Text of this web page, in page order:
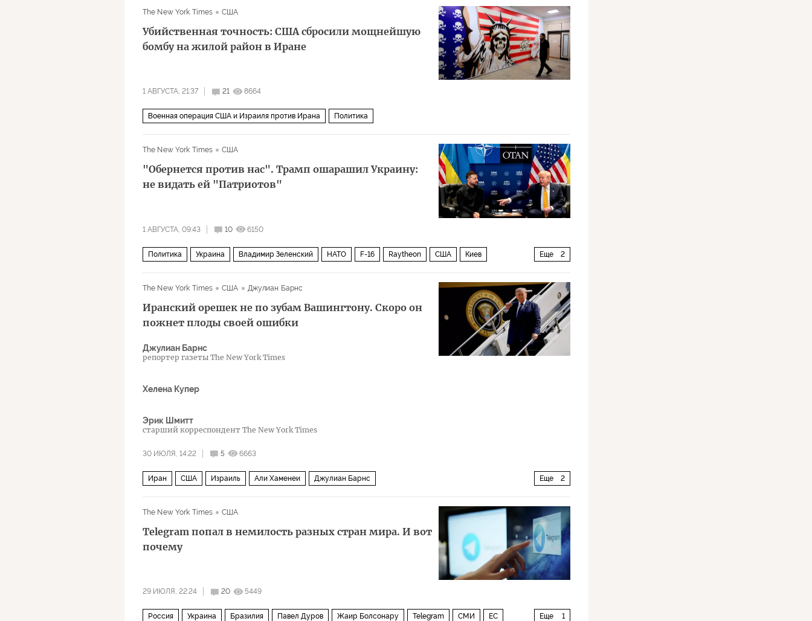
The New York Times
США
Убийственная точность: США сбросили мощнейшую
бомбу на жилой район в Иране
1 АВГУСТА, 21:37 21 8664
Военная операция США и Израиля против Ирана Политика
The New York Times США
"Обернется против нас". Трамп ошарашил Украину:
не видать ей "Патриотов"
1 АВГУСТА, 09:43 10 6150
Еще 2
Политика Украина Владимир Зеленский НАТО F-16 Raytheon США Киев
The New York Times
США Джулиан Барнс
Иранский орешек не по зубам Вашингтону. Скоро он
пожнет плоды своей ошибки
Джулиан Барнс
репортер газеты The New York Times
Хелена Купер
Эрик Шмитт
старший корреспондент The New York Times
30 ИЮЛЯ, 14:22 5 6663
Еще 2
Иран США Израиль Али Хаменеи Джулиан Барнс
The New York Times
США
Telegram попал в немилость разных стран мира. И вот
почему
29 ИЮЛЯ, 22:24 20 5449
Еще 1
Россия Украина Бразилия Павел Дуров Жаир Болсонару Telegram СМИ ЕС